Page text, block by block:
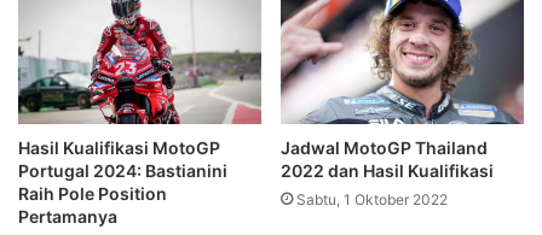
Hasil Kualifikasi MotoGP
Portugal 2024: Bastianini
Raih Pole Position
Pertamanya
Jadwal MotoGP Thailand
2022 dan Hasil Kualifikasi
Sabtu, 1 Oktober 2022